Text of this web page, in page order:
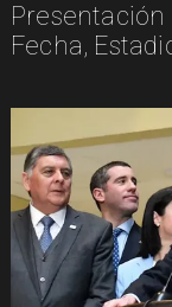
Presentación
Fecha,